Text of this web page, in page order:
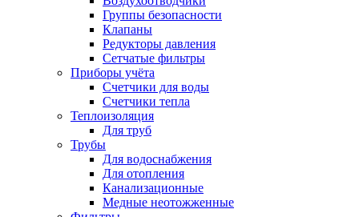
Группы безопасности
Клапаны
Редукторы давления
Сетчатые фильтры
Приборы учёта
Счетчики для воды
Счетчики тепла
Теплоизоляция
Для труб
Трубы
Для водоснабжения
Для отопления
Канализационные
Медные неотожженные